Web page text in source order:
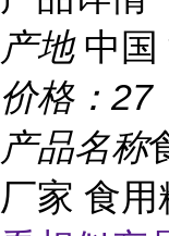
产地 中国
价格： 27
产品名称
厂家 食